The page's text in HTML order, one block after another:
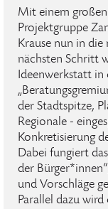
Mit einem
Projektgruppe
Krause nun in die
nächsten Schritt
Ideenwerkstatt in
der Stadtspitze,
Regionale -
Konkretisierung
Dabei fungiert
der
und Vorschläge
Parallel dazu